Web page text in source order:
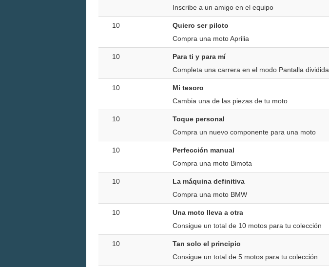
Inscribe a un amigo en el equipo
10
Quiero ser piloto
Compra una moto Aprilia
10
Para ti y para mí
Completa una carrera en el modo Pantalla dividida
10
Mi tesoro
Cambia una de las piezas de tu moto
10
Toque personal
Compra un nuevo componente para una moto
10
Perfección manual
Compra una moto Bimota
10
La máquina definitiva
Compra una moto BMW
10
Una moto lleva a otra
Consigue un total de 10 motos para tu colección
10
Tan solo el principio
Consigue un total de 5 motos para tu colección